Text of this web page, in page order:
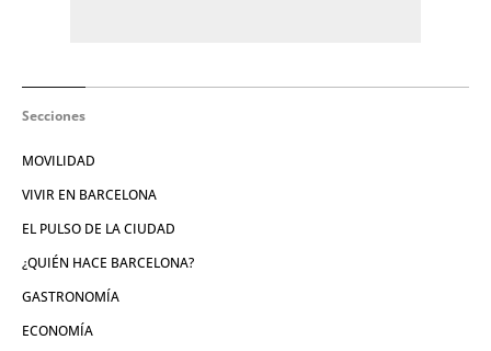
Secciones
MOVILIDAD
VIVIR EN BARCELONA
EL PULSO DE LA CIUDAD
¿QUIÉN HACE BARCELONA?
GASTRONOMÍA
ECONOMÍA